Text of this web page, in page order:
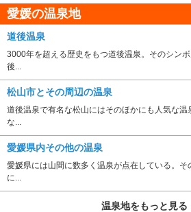
愛媛の温泉地
道後温泉
3000年を超える歴史をもつ道後温泉。そのシン
後...
松山市とその周辺の温泉
道後温泉で有名な松山にはそのほかにも人気な温
な...
愛媛県内その他の温泉
愛媛県には山間に数多く温泉が点在している。
に...
温泉地をもっと見る